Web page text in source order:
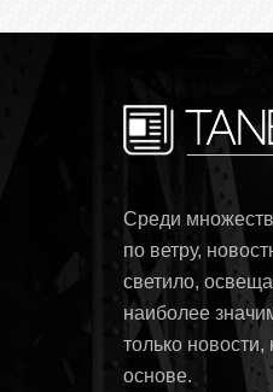
Среди
по ветру,
светило,
наиболее
только
основе.